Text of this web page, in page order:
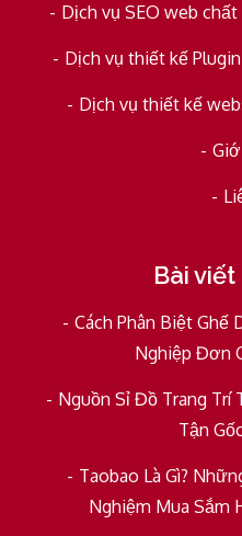
Dịch vụ SEO web
Dịch vụ thiết kế
Dịch vụ thiết kế
Bài
Cách Phân Biệt Ghế
Nghiệp Đơn
Nguồn Sỉ Đồ Trang Trí
Tận
Taobao Là Gì?
Nghiệm Mua Sắm